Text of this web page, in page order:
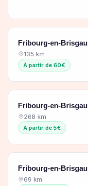
Fribourg-en-Brisgau
135 km
À partir de 60€
Fribourg-en-Brisgau
268 km
À partir de 5€
Fribourg-en-Brisgau
69 km